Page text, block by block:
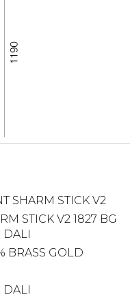
STICK V2 1827 BG
DALI
SHARM STICK V2
BRASS GOLD
DALI